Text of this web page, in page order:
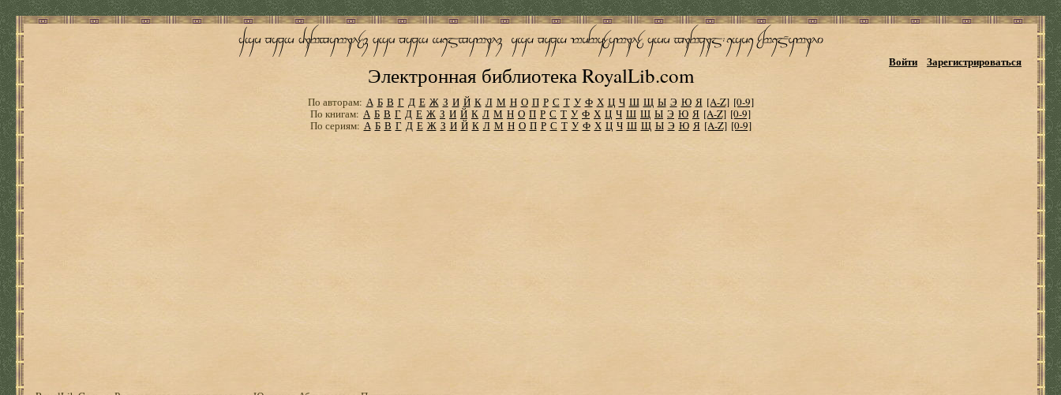
Электронная библиотека RoyalLib.com
Войти Зарегистрироваться
По авторам: А Б В Г Д Е Ж З И Й К Л М Н О П Р С Т У Ф Х Ц Ч Ш Щ Ы Э Ю Я [A-Z] [0-9]
По книгам: А Б В Г Д Е Ж З И Й К Л М Н О П Р С Т У Ф Х Ц Ч Ш Щ Ы Э Ю Я [A-Z] [0-9]
По сериям: А Б В Г Д Е Ж З И Й К Л М Н О П Р С Т У Ф Х Ц Ч Ш Щ Ы Э Ю Я [A-Z] [0-9]